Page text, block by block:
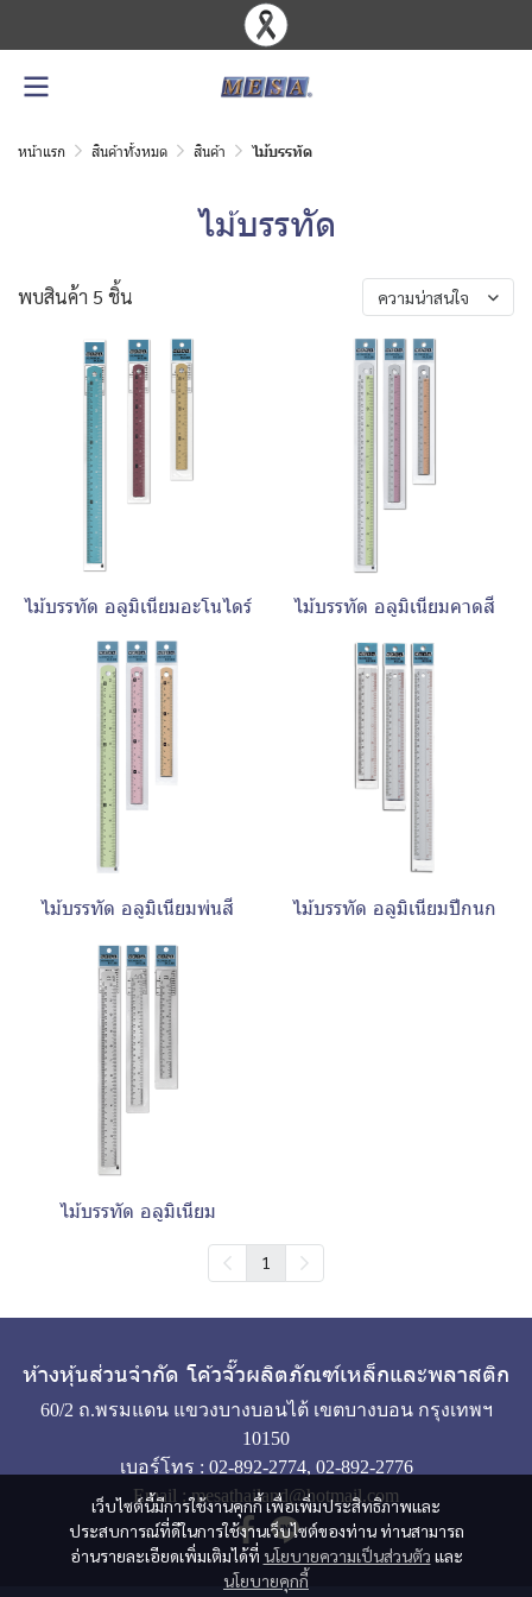
หน้าแรก สินค้าทั้งหมด สินค้า ไม้บรรทัด
ไม้บรรทัด
พบสินค้า 5 ชิ้น ความน่าสนใจ
ไม้บรรทัด อลูมิเนียมอะโนไดร์ ไม้บรรทัด อลูมิเนียมคาดสี
ไม้บรรทัด อลูมิเนียมพ่นสี ไม้บรรทัด อลูมิเนียมปีกนก
ไม้บรรทัด อลูมิเนียม
1
เว็บไซต์นี้มีการใช้งานคุกกี้ เพื่อเพิ่มประสิทธิภาพและ
ประสบการณ์ที่ดีในการใช้งานเว็บไซต์ของท่าน ท่านสามารถ
อ่านรายละเอียดเพิ่มเติมได้ที่ นโยบายความเป็นส่วนตัว และ
นโยบายคุกกี้
ห้างหุ้นส่วนจำกัด โค้วจั๊วผลิตภัณฑ์เหล็กและพลาสติก
60/2 ถ.พรมแดน แขวงบางบอนไต้ เขตบางบอน กรุงเทพฯ
10150
เบอร์โทร : 02-892-2774, 02-892-2776
Email :mesathailand@hotmail.com